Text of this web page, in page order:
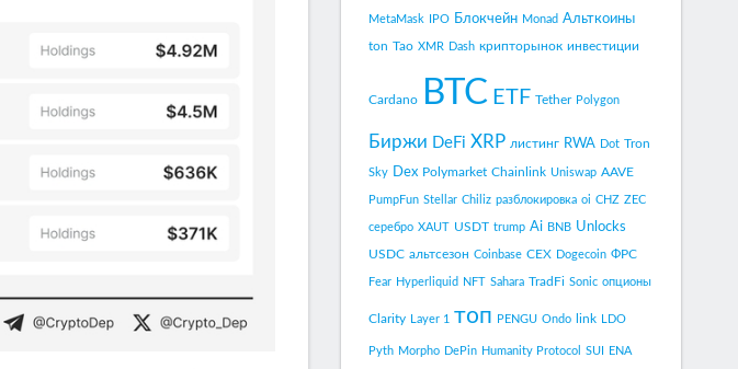
MetaMask IPO Блокчейн Monad Альткоины
ton Tao XMR Dash крипторынок инвестиции
Cardano BTC ETF Tether Polygon
Биржи DeFi XRP листинг RWA Dot Tron
Sky Dex Polymarket Chainlink Uniswap AAVE
PumpFun Stellar Chiliz разблокировка oi CHZ ZEC
серебро XAUT USDT trump Ai BNB Unlocks
USDC альтсезон Coinbase CEX Dogecoin ФРС
Fear Hyperliquid NFT Sahara TradFi Sonic опционы
Clarity Layer 1 топ PENGU Ondo link LDO
Pyth Morpho DePin Humanity Protocol SUI ENA